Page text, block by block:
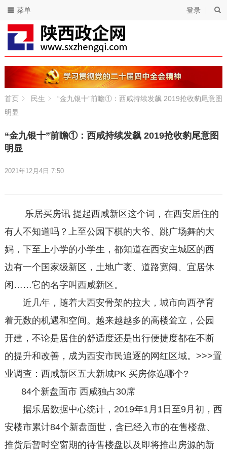
登录
菜单
首页 民生
“金九银十”前瞻①：西咸持续发飙 2019抢收豹尾意图
明显
“金九银十”前瞻①：西咸持续发飙 2019抢收豹尾意图
明显
2021年12月4日 7:50
乐居买房讯 提起西咸新区这个词，在西安居住的
有人不知道吗？上至公园下棋的大爷、跳广场舞的大
妈，下至上小学的小学生，都知道在西安主城区的西
边有一个国家级新区，土地广袤、道路宽阔、宜居休
闲……它的名字叫西咸新区。
近几年，随着大西安骨架的拉大，城市向西孕育
着无数的机遇和空间。越来越越多的高楼耸立，公园
开建，不论是居住的舒适度还是出行便捷度都在不断
的提升和改善，成为西安市民追逐的网红区域。>>>置
业调查：西咸新区五大新城PK 买房你选哪个?
84个新盘面市 西咸独占30席
据乐居数据中心统计，2019年1月1日至9月初，西
安楼市累计84个新盘面世，含已经入市的在售楼盘、
推货后暂时空窗期的待售楼盘以及即将推出房源的新